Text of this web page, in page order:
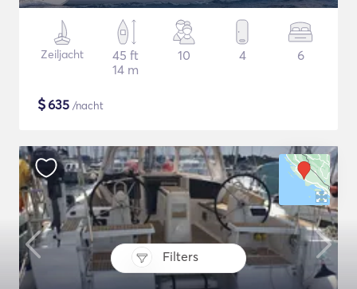
Filters
Zeiljacht
45 ft
14 m
10 4 6
$635 /nacht